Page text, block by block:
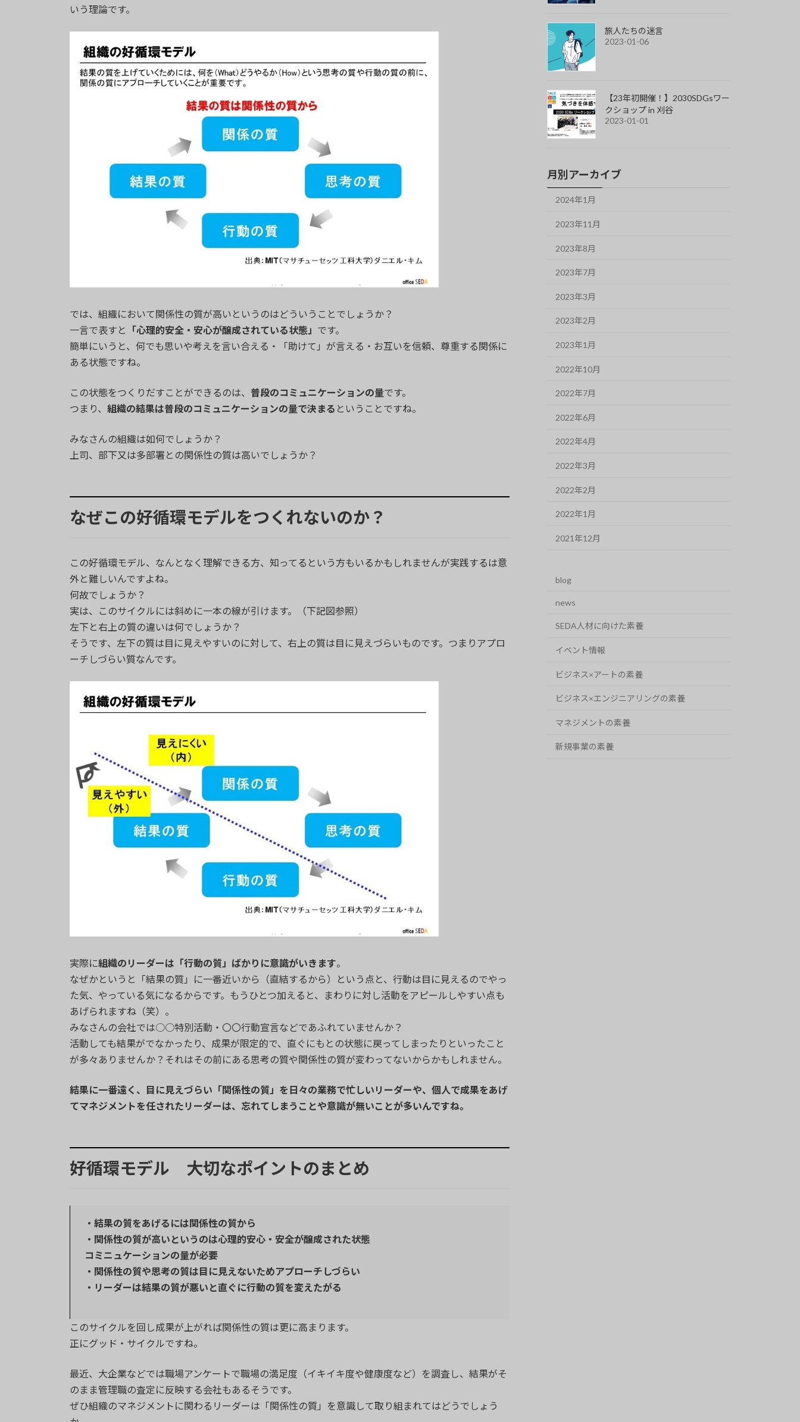
いう理論です。
では、組織において関係性の質が高いというのはどういうことでしょうか？
一言で表すと
「心理的安全・安心が醸成されている状態」 です。
簡単にいうと、何でも思いや考えを言い合える・「助けて」が言える・お互いを信頼、尊重する関係に
ある状態ですね。
この状態をつくりだすことができるのは、 普段のコミュニケーションの量です。
つまり、 組織の結果は普段のコミュニケーションの量で決まる ということですね。
みなさんの組織は如何でしょうか？
上司、部下又は多部署との関係性の質は高いでしょうか？
なぜこの好循環モデルをつくれないのか？
この好循環モデル、なんとなく理解できる方、知ってるという方もいるかもしれませんが実践するは意
外と難しいんですよね。
何故でしょうか？
実は、このサイクルには斜めに一本の線が引けます。（下記図参照）
左下と右上の質の違いは何でしょうか？
そうです、左下の質は目に見えやすいのに対して、右上の質は目に見えづらいものです。つまりアプロ
ーチしづらい質なんです。
実際に組織のリーダーは「行動の質」ばかりに意識がいきます。
なぜかというと「結果の質」に一番近いから（直結するから）という点と、行動は目に見えるのでやっ
た気、やっている気になるからです。もうひとつ加えると、まわりに対し活動をアピールしやすい点も
あげられますね（笑）。
みなさんの会社では○○特別活動・〇〇行動宣言などであふれていませんか？
活動しても結果がでなかったり、成果が限定的で、直ぐにもとの状態に戻ってしまったりといったこと
が多々ありませんか？それはその前にある思考の質や関係性の質が変わってないからかもしれません。
結果に一番遠く、目に見えづらい「関係性の質」を日々の業務で忙しいリーダーや、個人で成果をあげ
てマネジメントを任されたリーダーは、忘れてしまうことや意識が無いことが多いんですね。
好循環モデル 大切なポイントのまとめ
・結果の質をあげるには関係性の質から
・関係性の質が高いというのは心理的安心・安全が醸成された状態
コミニュケーションの量が必要
・関係性の質や思考の質は目に見えないためアプローチしづらい
・リーダーは結果の質が悪いと直ぐに行動の質を変えたがる
このサイクルを回し成果が上がれば関係性の質は更に高まります。
正にグッド・サイクルですね。
最近、大企業などでは職場アンケートで職場の満足度（イキイキ度や健康度など）を調査し、結果がそ
のまま管理職の査定に反映する会社もあるそうです。
ぜひ組織のマネジメントに関わるリーダーは「関係性の質」を意識して取り組まれてはどうでしょう
旅人たちの迷言
2023-01-06
【23年初開催！】2030SDGsワー
クショップ in 刈谷
2023-01-01
月別アーカイブ
2024年1月
2023年11月
2023年8月
2023年7月
2023年3月
2023年2月
2023年1月
2022年10月
2022年7月
2022年6月
2022年4月
2022年3月
2022年2月
2022年1月
2021年12月
blog
news
SEDA人材に向けた素養
イベント情報
ビジネス×アートの素養
ビジネス×エンジニアリングの素養
マネジメントの素養
新規事業の素養